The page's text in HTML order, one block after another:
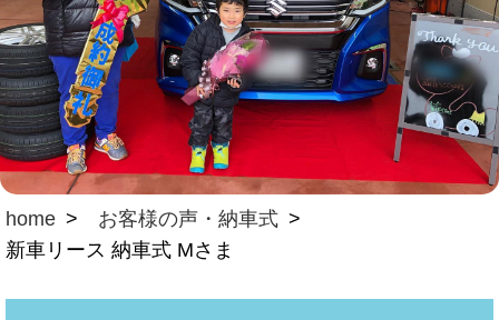
home
お客様の声・納車式
新車リース 納車式 Mさま